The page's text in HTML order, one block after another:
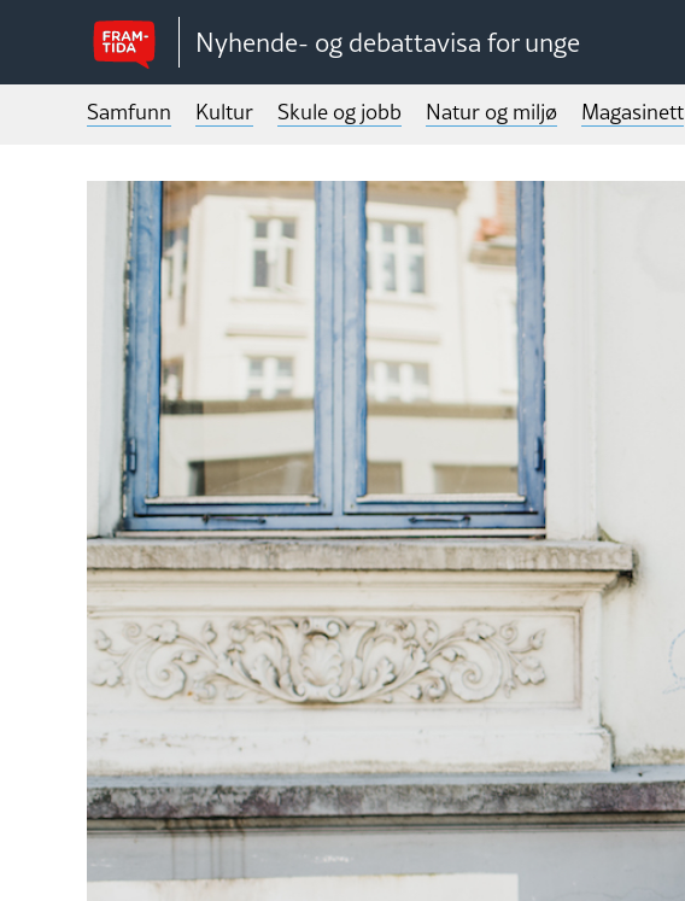
Nyhende- og debattavisa for unge
Samfunn Kultur Skule og jobb Natur og miljø Magasinett